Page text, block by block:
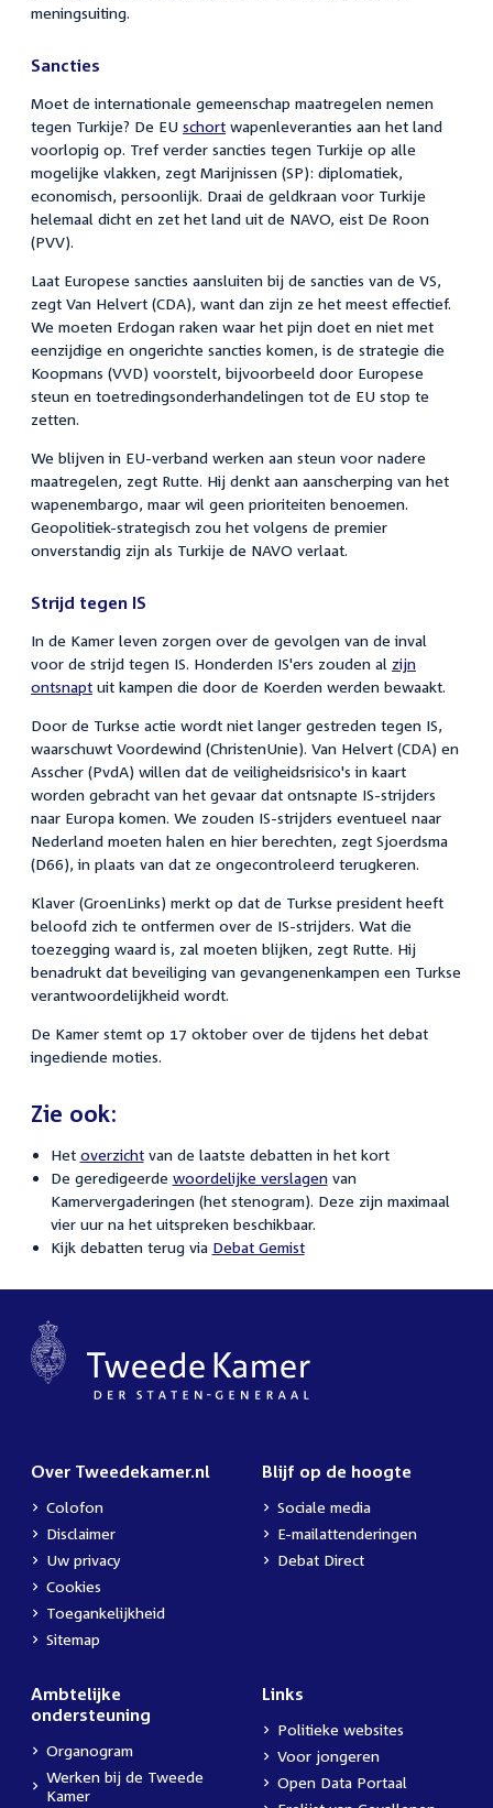
meningsuiting.
Sancties
Moet de internationale gemeenschap maatregelen nemen
tegen Turkije? De EU schort wapenleveranties aan het land
voorlopig op. Tref verder sancties tegen Turkije op alle
mogelijke vlakken, zegt Marijnissen (SP): diplomatiek,
economisch, persoonlijk. Draai de geldkraan voor Turkije
helemaal dicht en zet het land uit de NAVO, eist De Roon
(PVV).
Laat Europese sancties aansluiten bij de sancties van de VS,
zegt Van Helvert (CDA), want dan zijn ze het meest effectief.
We moeten Erdogan raken waar het pijn doet en niet met
eenzijdige en ongerichte sancties komen, is de strategie die
Koopmans (VVD) voorstelt, bijvoorbeeld door Europese
steun en toetredingsonderhandelingen tot de EU stop te
zetten.
We blijven in EU-verband werken aan steun voor nadere
maatregelen, zegt Rutte. Hij denkt aan aanscherping van het
wapenembargo, maar wil geen prioriteiten benoemen.
Geopolitiek-strategisch zou het volgens de premier
onverstandig zijn als Turkije de NAVO verlaat.
Strijd tegen IS
In de Kamer leven zorgen over de gevolgen van de inval
voor de strijd tegen IS. Honderden IS'ers zouden al zijn
ontsnapt uit kampen die door de Koerden werden bewaakt.
Door de Turkse actie wordt niet langer gestreden tegen IS,
waarschuwt Voordewind (ChristenUnie). Van Helvert (CDA) en
Asscher (PvdA) willen dat de veiligheidsrisico's in kaart
worden gebracht van het gevaar dat ontsnapte IS-strijders
naar Europa komen. We zouden IS-strijders eventueel naar
Nederland moeten halen en hier berechten, zegt Sjoerdsma
(D66), in plaats van dat ze ongecontroleerd terugkeren.
Klaver (GroenLinks) merkt op dat de Turkse president heeft
beloofd zich te ontfermen over de IS-strijders. Wat die
toezegging waard is, zal moeten blijken, zegt Rutte. Hij
benadrukt dat beveiliging van gevangenenkampen een Turkse
verantwoordelijkheid wordt.
De Kamer stemt op 17 oktober over de tijdens het debat
ingediende moties.
Zie ook:
Het overzichtvan de laatste debatten in het kort
De geredigeerde woordelijke verslagenvan
Kamervergaderingen (het stenogram). Deze zijn maximaal
vier uur na het uitspreken beschikbaar.
Kijk debatten terug via Debat Gemist
Over Tweedekamer.nl
Colofon
Disclaimer
Uw privacy
Cookies
Toegankelijkheid
Sitemap
Blijf op de hoogte
Sociale media
E-mailattenderingen
Debat Direct
Ambtelijke
ondersteuning
Organogram
Werken bij de Tweede
Kamer
Links
Politieke websites
Voor jongeren
Open Data Portaal